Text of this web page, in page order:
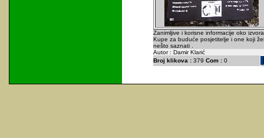
Zanimljive i korisne informacije oko izvora
Kupe za buduće posjetitelje i one koji
nešto saznati .
Autor : Damir Klarić
Broj klikova :379 Com :0